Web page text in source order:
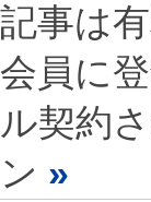
記事は
会員に
ル契約
ン »